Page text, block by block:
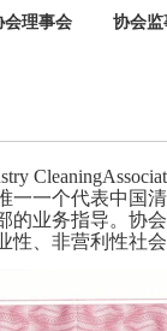
会理事会 协会
一一个代表中国
的业务指导。协
性、非营利性社